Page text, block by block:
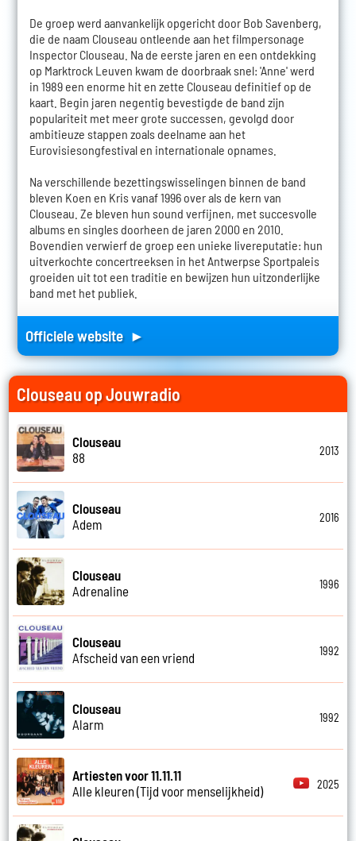
De groep werd aanvankelijk opgericht door Bob Savenberg,
die de naam Clouseau ontleende aan het filmpersonage
Inspector Clouseau. Na de eerste jaren en een ontdekking
op Marktrock Leuven kwam de doorbraak snel: 'Anne' werd
in 1989 een enorme hit en zette Clouseau definitief op de
kaart. Begin jaren negentig bevestigde de band zijn
populariteit met meer grote successen, gevolgd door
ambitieuze stappen zoals deelname aan het
Eurovisiesongfestival en internationale opnames.
Na verschillende bezettingswisselingen binnen de band
bleven Koen en Kris vanaf 1996 over als de kern van
Clouseau. Ze bleven hun sound verfijnen, met succesvolle
albums en singles doorheen de jaren 2000 en 2010.
Bovendien verwierf de groep een unieke livereputatie: hun
uitverkochte concertreeksen in het Antwerpse Sportpaleis
groeiden uit tot een traditie en bewijzen hun uitzonderlijke
band met het publiek.
Officiele website ►
Clouseau op Jouwradio
Clouseau
88
2013
Clouseau
Adem
2016
Clouseau
Adrenaline
1996
Clouseau
Afscheid van een vriend
1992
Clouseau
Alarm
1992
Artiesten voor 11.11.11
Alle kleuren (Tijd voor menselijkheid)
2025